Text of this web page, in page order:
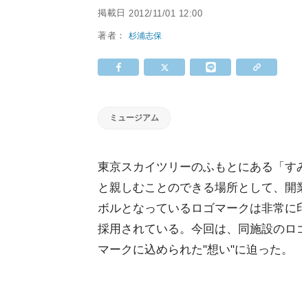
掲載日 2012/11/01 12:00
著者：杉浦志保
ミュージアム
東京スカイツリーのふもとにある「
と親しむことのできる場所として、
ボルとなっているロゴマークは非常
採用されている。今回は、同施設の
マークに込められた"想い"に迫った。